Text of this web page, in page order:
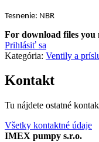
Tesnenie: NBR
For download files you
Prihlásiť sa
Kategória: Ventily a
Kontakt
Tu nájdete ostatné
Všetky kontaktné údaje
IMEX pumpy s.r.o.